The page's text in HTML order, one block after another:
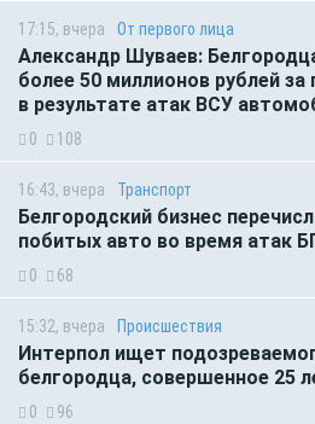
17:15, вчера От первого лица
Александр Шуваев:
более 50 миллионов рублей
в результате атак ВСУ
0 108
16:43, вчера Транспорт
Белгородский бизнес
побитых авто во время атак
0 68
15:32, вчера Происшествия
Интерпол ищет
белгородца, совершенное 25
0 96